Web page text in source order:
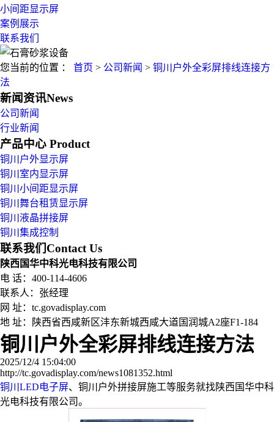
小间距显示屏
案例展示
联系我们
您当前的位置 ： 首页 > 公司新闻 > 铜川户外全彩屏排线连接方
法
新闻资讯News
公司新闻
行业新闻
产品中心 Product
铜川户外显示屏
铜川室内显示屏
铜川小间距显示屏
铜川舞台租赁显示屏
铜川液晶拼接屏
铜川集成控制
联系我们Contact Us
陕西国华中科光电科技有限公司
电 话：400-114-4606
联系人：张经理
网 址：tc.govadisplay.com
地 址：
陕西省西咸新区沣东新城西咸大道国润城A2座F1-184
铜川户外全彩屏排线连接方法
2025/12/4 15:04:00
http://tc.govadisplay.com/news1081352.html
铜川LED电子屏、铜川户外拼接屏施工等服务就找陕西国华中科
光电科技有限公司。